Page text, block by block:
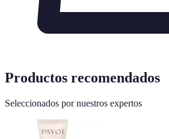
Productos recomendados
Seleccionados por nuestros expertos